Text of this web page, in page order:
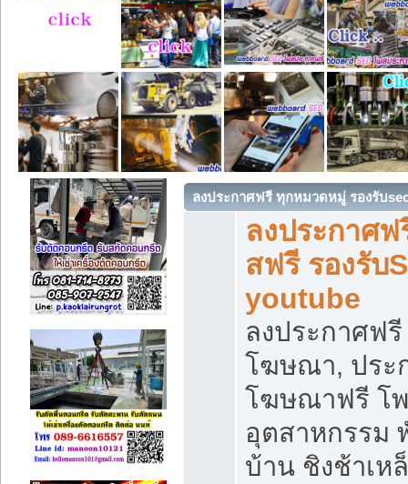
ลงประกาศฟรี ทุกหมวดหมู่ รองรับ
ลงประกาศ
สฟรี รองรับ
youtube
ลงประกาศฟ
โฆษณา, ประ
โฆษณาฟรี โ
อุตสาหกรรม
บ้าน ชิงช้าเห